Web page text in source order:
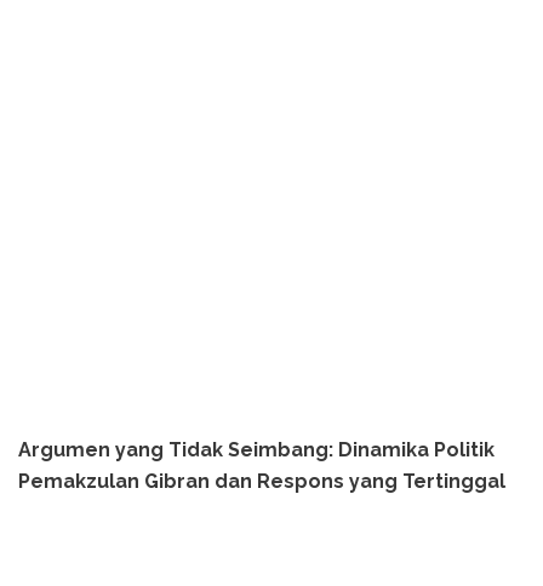
Argumen yang Tidak Seimbang: Dinamika Politik
Pemakzulan Gibran dan Respons yang Tertinggal